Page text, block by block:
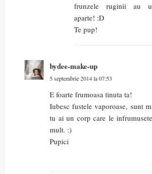
frunzele ruginii au
aparte! :D
Te pup!
bydee-make-up
5 septembrie 2014 la 07:53
E foarte frumoasa tinuta ta!
Iubesc fustele vaporoase, sunt
tu ai un corp care le
mult. :)
Pupici